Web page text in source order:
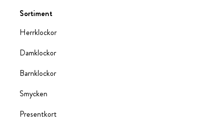
Sortiment
Herrklockor
Damklockor
Barnklockor
Smycken
Presentkort